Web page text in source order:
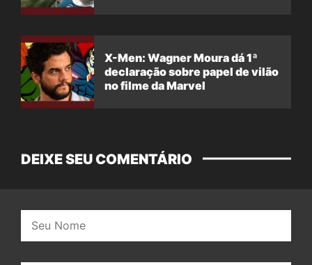
X-Men: Wagner Moura dá 1ª
declaração sobre papel de vilão
no filme da Marvel
DEIXE SEU COMENTÁRIO